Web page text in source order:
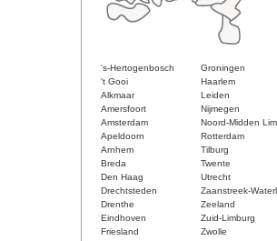
's-Hertogenbosch
Groningen
't Gooi
Haarlem
Alkmaar
Leiden
Amersfoort
Nijmegen
Amsterdam
Noord-Midden
Apeldoorn
Rotterdam
Arnhem
Tilburg
Breda
Twente
Den Haag
Utrecht
Drechtsteden
Zaanstreek-
Drenthe
Zeeland
Eindhoven
Zuid-Limburg
Friesland
Zwolle